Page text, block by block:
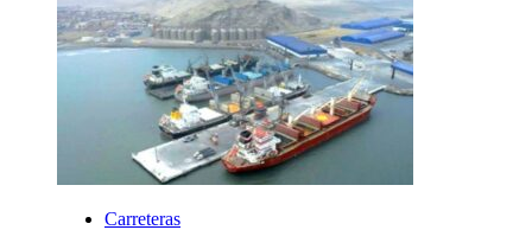
Carreteras